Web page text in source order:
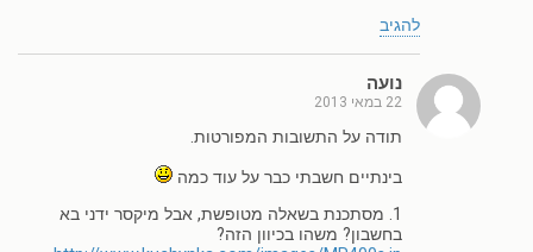
להגיב
נועה
22 במאי 2013
תודה על התשובות המפורטות.
בינתיים חשבתי כבר על עוד כמה
1. מסתכנת בשאלה מטופשת, אבל מיקסר ידני בא
בחשבון? משהו בכיוון הזה?